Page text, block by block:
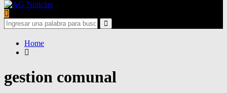
Menu
Search
for:
Search
Home
gestion comunal